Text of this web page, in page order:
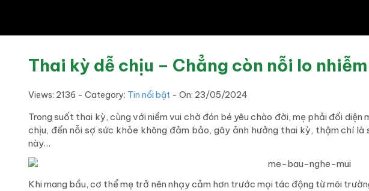
Thai kỳ dễ chịu – Chẳng còn nỗi lo
Views: 2136 - Category: Tin nổi bật - On: 23/05/2024
Trong suốt thai kỳ, cùng với niềm vui chờ đón bé yêu chào đời, mẹ phải đối diện
chịu, đến nỗi sợ sức khỏe không đảm bảo, gây ảnh hưởng thai kỳ, thậm chí
này…
Khi mang bầu, cơ thể mẹ trở nên nhạy cảm hơn trước mọi tác động từ môi